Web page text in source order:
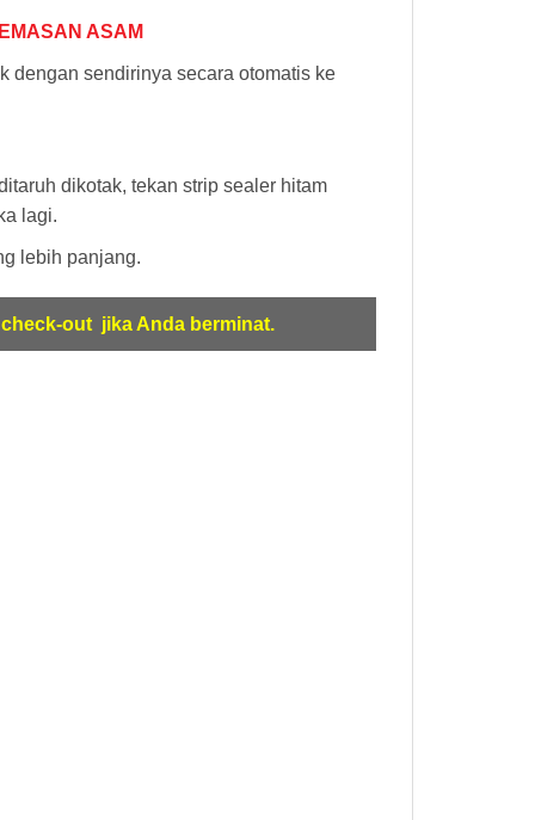
ASAM
dengan sendirinya secara otomatis ke
dikotak, tekan strip sealer hitam
lagi.
lebih panjang.
out jika Anda berminat.